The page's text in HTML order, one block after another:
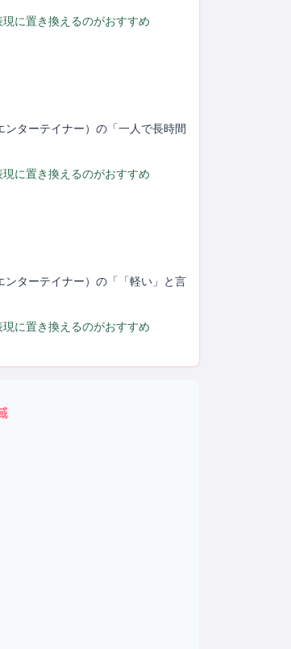
に置き換えるのがおすすめ
ターテイナー）の「一人で長時間
に置き換えるのがおすすめ
ターテイナー）の「「軽い」と言
に置き換えるのがおすすめ